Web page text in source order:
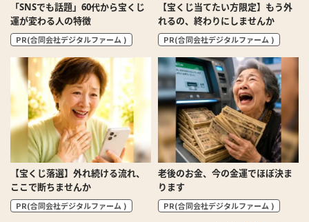
「SNSでも話題」60代から宝くじ
運が変わる人の特徴
PR(合同会社デジタルファーム )
【宝くじ当てたい方限定】もう外
れるの、終わりにしませんか
PR(合同会社デジタルファーム )
【宝くじ落選】外れ続ける流れ、
ここで断ちませんか
PR(合同会社デジタルファーム )
老後のお金、今の金運でほぼ決ま
ります
PR(合同会社デジタルファーム )